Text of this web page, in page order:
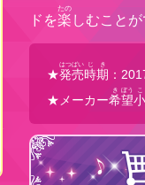
ドを楽
たの
しむことが
★発売
はつばい
時期
じき
：
★メーカー希
き
望
ぼう
小
こ